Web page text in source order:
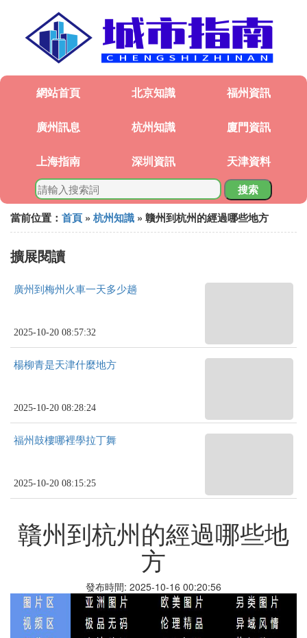
網站首頁 北京知識 福州資訊
廣州訊息 杭州知識 廈門資訊
上海指南 深圳資訊 天津資料
搜索
當前位置： 首頁 » 杭州知識 » 贛州到杭州的經過哪些地方
擴展閱讀
廣州到梅州火車一天多少趟
2025-10-20 08:57:32
楊柳青是天津什麼地方
2025-10-20 08:28:24
福州鼓樓哪裡學拉丁舞
2025-10-20 08:15:25
贛州到杭州的經過哪些地
方
發布時間: 2025-10-16 00:20:56